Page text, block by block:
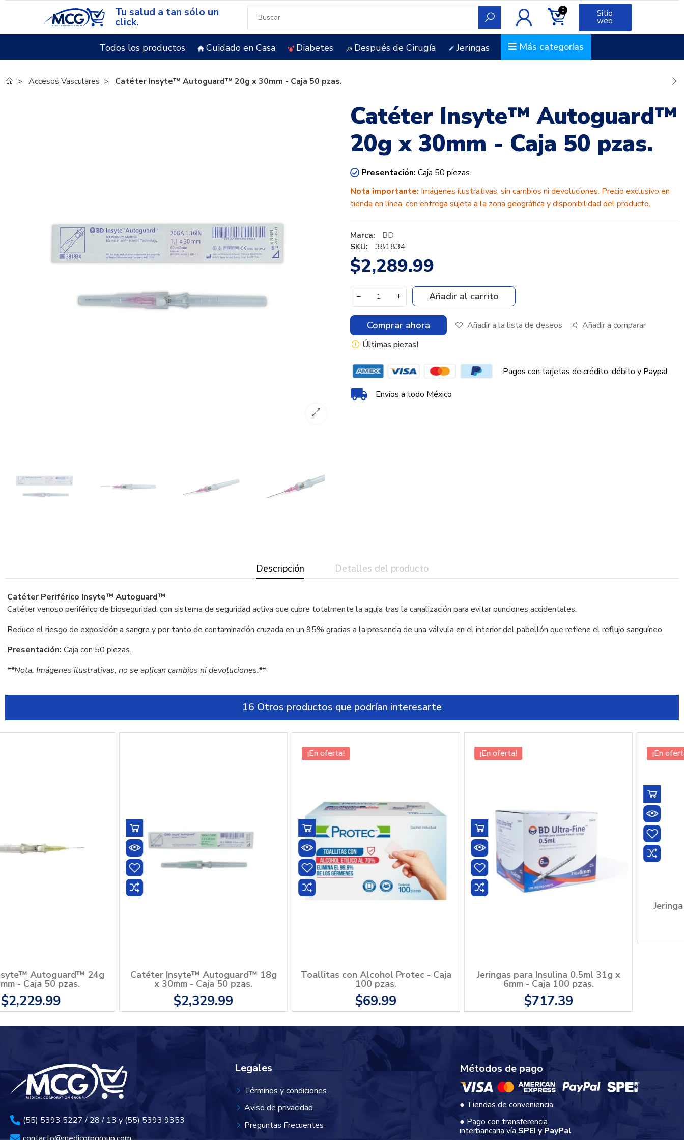
Tu salud a tan sólo un
click.
0 Sitio
web
Todos los productos Cuidado en Casa Diabetes Después de Cirugía Jeringas Más categorías
Accesos Vasculares Catéter Insyte™ Autoguard™ 20g x 30mm - Caja 50 pzas.
Catéter Insyte™ Autoguard™
20g x 30mm - Caja 50 pzas.
Presentación: Caja 50 piezas.
Nota importante: Imágenes ilustrativas, sin cambios ni devoluciones. Precio exclusivo en
tienda en línea, con entrega sujeta a la zona geográfica y disponibilidad del producto.
Marca:
BD
SKU:
381834
$2,289.99
− + Añadir al carrito
Comprar ahora Añadir a la lista de deseos
Añadir a comparar
Últimas piezas!
Pagos con tarjetas de crédito, débito y Paypal
Envíos a todo México
Descripción Detalles del producto
Catéter Periférico Insyte™ Autoguard™
Catéter venoso periférico de bioseguridad, con sistema de seguridad activa que cubre totalmente la aguja tras la canalización para evitar punciones accidentales.
Reduce el riesgo de exposición a sangre y por tanto de contaminación cruzada en un 95% gracias a la presencia de una válvula en el interior del pabellón que retiene el reflujo sanguíneo.
Presentación: Caja con 50 piezas.
**Nota: Imágenes ilustrativas, no se aplican cambios ni devoluciones.**
16 Otros productos que podrían interesarte
Toallitas con Alcohol Protec - Caja
100 pzas.
Jeringas para Insulina 0.5ml 31g x
6mm - Caja 100 pzas.
$717.39
Jeringa Nipro 3ml 21g x 32mm - Jeringa Nipro 5ml 21g x 32mm -
Caja 100 pzas.
(55) 5393 5227 / 28 / 13 y (55) 5393 9353
Legales
Términos y condiciones
Aviso de privacidad
Preguntas Frecuentes
Métodos de pago
● Tiendas de conveniencia
● Pago con transferencia
interbancaria vía SPEI y PayPal